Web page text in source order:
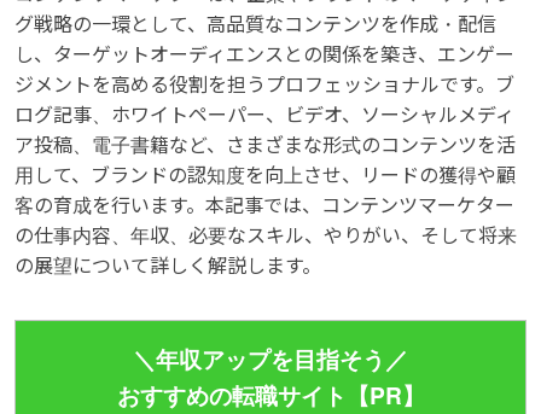
グ戦略の一環として、高品質なコンテンツを作成・配信
し、ターゲットオーディエンスとの関係を築き、エンゲー
ジメントを高める役割を担うプロフェッショナルです。ブ
ログ記事、ホワイトペーパー、ビデオ、ソーシャルメディ
ア投稿、電子書籍など、さまざまな形式のコンテンツを活
用して、ブランドの認知度を向上させ、リードの獲得や顧
客の育成を行います。本記事では、コンテンツマーケター
の仕事内容、年収、必要なスキル、やりがい、そして将来
の展望について詳しく解説します。
＼年収アップを目指そう／
おすすめの転職サイト【PR】